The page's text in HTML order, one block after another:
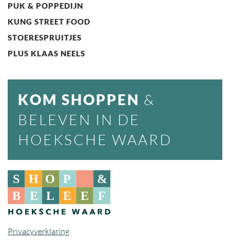
PUK & POPPEDIJN
KUNG STREET FOOD
STOERESPRUITJES
PLUS KLAAS NEELS
KOM SHOPPEN &
BELEVEN IN DE
HOEKSCHE WAARD
Privacyverklaring